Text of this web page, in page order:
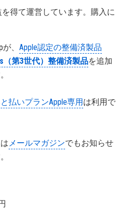
得て運営しています。購入に
、 Apple認定の整備済製品
（第3世代）整備済製品を追加
払いプランApple専用は利用で
メールマガジンでもお知らせ